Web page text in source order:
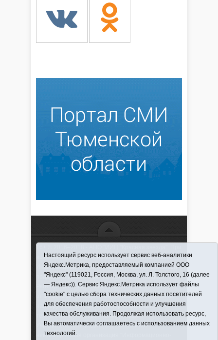
использовании материалов ссылка обязательна
Информационная лента выходит при финансовой
поддержке правительства Тюменской области
Регистрационный номер СМИ ЭЛ № ФС 77-66066
от 10.06. 2016 г. выдано Федеральной службой по
надзору в сфере связи, информационных
технологий и массовых коммуникаций.
Учредитель (соучредители) Автономная
некоммерческая организация "Информационно-
Настоящий ресурс использует сервис веб-аналитики
Яндекс.Метрика, предоставляемый компанией ООО
"Яндекс" (119021, Россия, Москва, ул. Л. Толстого, 16 (далее
— Яндекс)). Сервис Яндекс.Метрика использует файлы
"cookie" с целью сбора технических данных посетителей
для обеспечения работоспособности и улучшения
качества обслуживания. Продолжая использовать ресурс,
Вы автоматически соглашаетесь с использованием данных
технологий.